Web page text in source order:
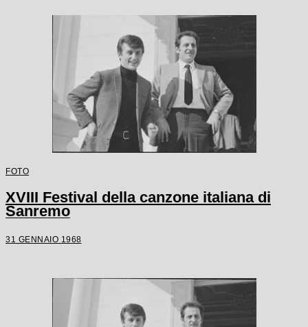
FOTO
XVIII Festival della canzone italiana di
Sanremo
31 GENNAIO 1968